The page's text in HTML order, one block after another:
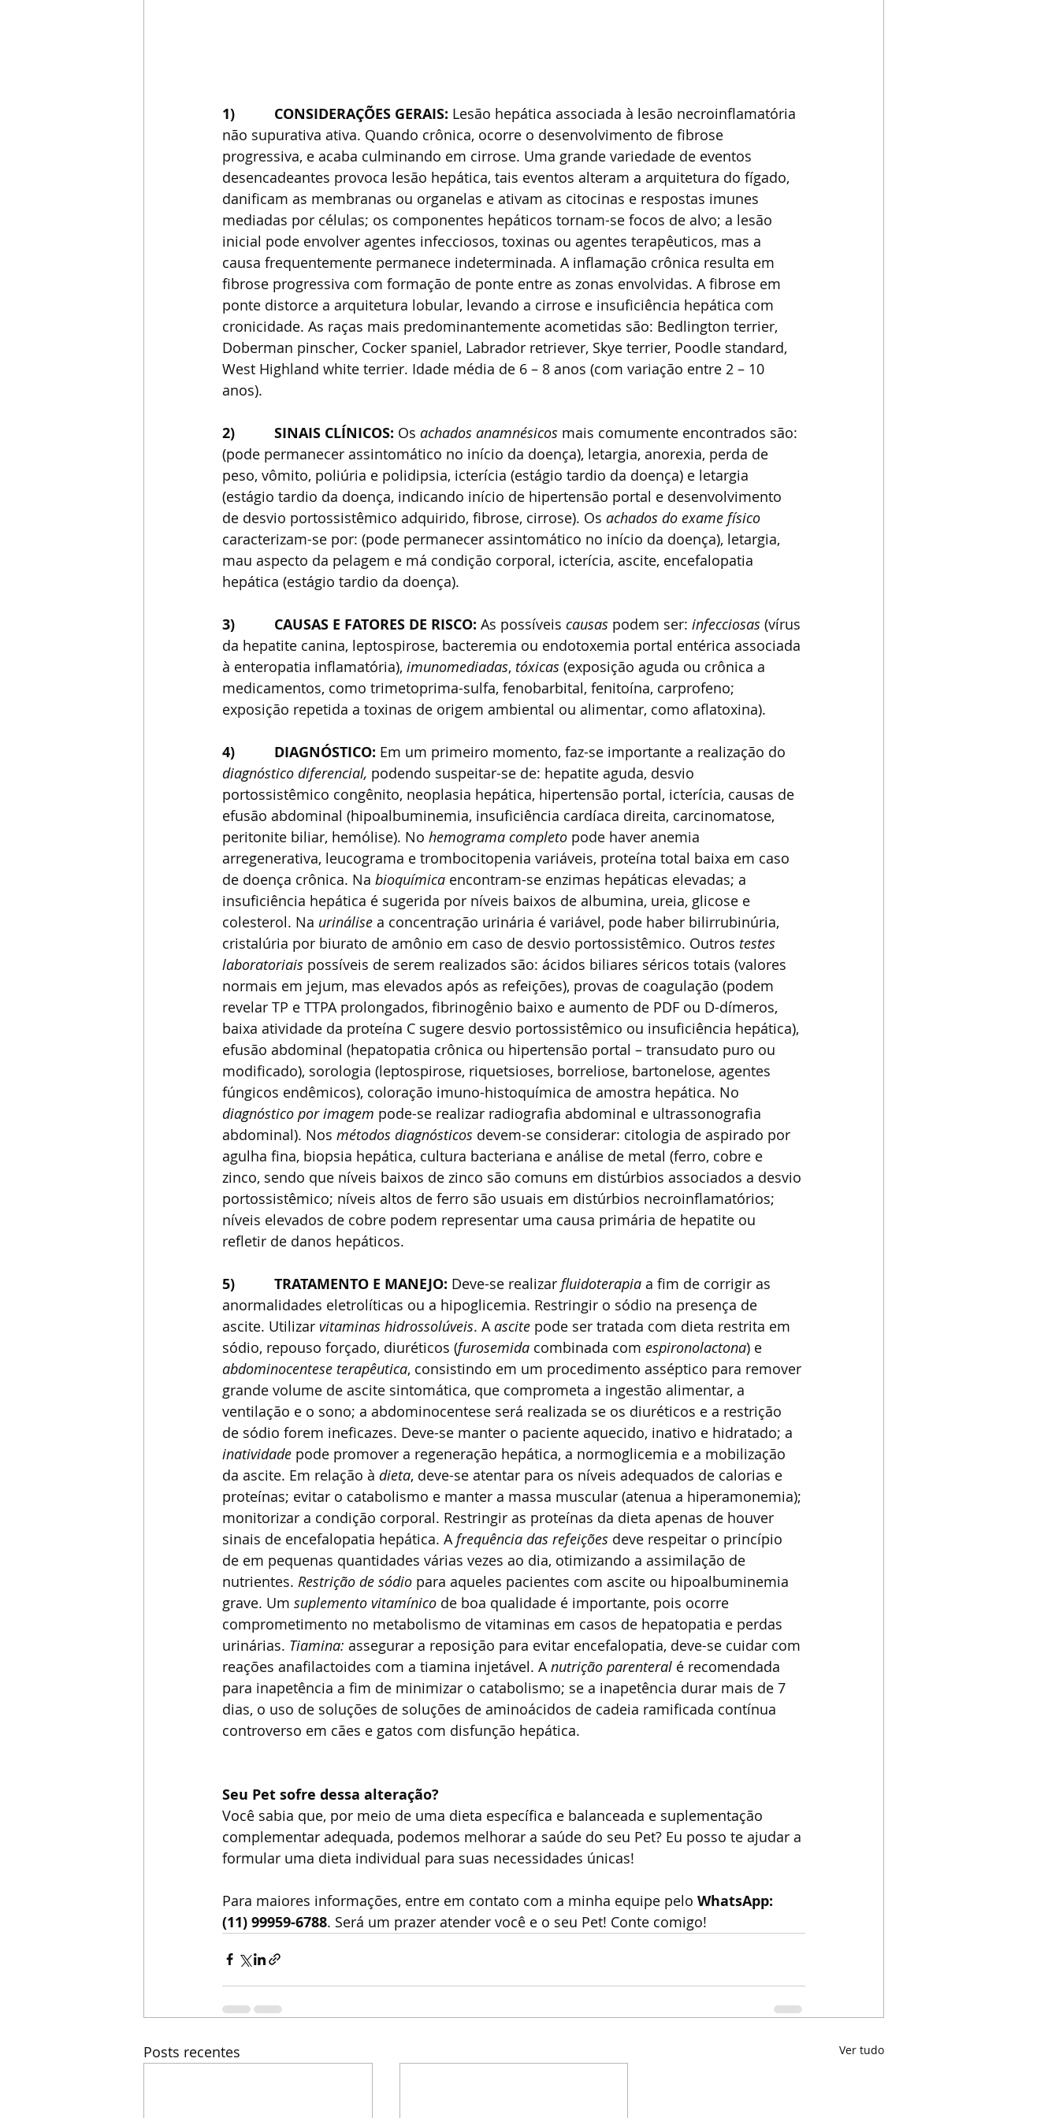
1) CONSIDERAÇÕES GERAIS: Lesão hepática associada à lesão necroinflamatória
não supurativa ativa. Quando crônica, ocorre o desenvolvimento de fibrose
progressiva, e acaba culminando em cirrose. Uma grande variedade de eventos
desencadeantes provoca lesão hepática, tais eventos alteram a arquitetura do fígado,
danificam as membranas ou organelas e ativam as citocinas e respostas imunes
mediadas por células; os componentes hepáticos tornam-se focos de alvo; a lesão
inicial pode envolver agentes infecciosos, toxinas ou agentes terapêuticos, mas a
causa frequentemente permanece indeterminada. A inflamação crônica resulta em
fibrose progressiva com formação de ponte entre as zonas envolvidas. A fibrose em
ponte distorce a arquitetura lobular, levando a cirrose e insuficiência hepática com
cronicidade. As raças mais predominantemente acometidas são: Bedlington terrier,
Doberman pinscher, Cocker spaniel, Labrador retriever, Skye terrier, Poodle standard,
West Highland white terrier. Idade média de 6 – 8 anos (com variação entre 2 – 10
anos).
2)          SINAIS CLÍNICOS: Os achados anamnésicos mais comumente encontrados são:
(pode permanecer assintomático no início da doença), letargia, anorexia, perda de
peso, vômito, poliúria e polidipsia, icterícia (estágio tardio da doença) e letargia
(estágio tardio da doença, indicando início de hipertensão portal e desenvolvimento
de desvio portossistêmico adquirido, fibrose, cirrose). Os achados do exame físico
caracterizam-se por: (pode permanecer assintomático no início da doença), letargia,
mau aspecto da pelagem e má condição corporal, icterícia, ascite, encefalopatia
hepática (estágio tardio da doença).
3)          CAUSAS E FATORES DE RISCO: As possíveis causas podem ser: infecciosas (vírus
da hepatite canina, leptospirose, bacteremia ou endotoxemia portal entérica associada
à enteropatia inflamatória), imunomediadas, tóxicas (exposição aguda ou crônica a
medicamentos, como trimetoprima-sulfa, fenobarbital, fenitoína, carprofeno;
exposição repetida a toxinas de origem ambiental ou alimentar, como aflatoxina).
4)          DIAGNÓSTICO: Em um primeiro momento, faz-se importante a realização do
diagnóstico diferencial, podendo suspeitar-se de: hepatite aguda, desvio
portossistêmico congênito, neoplasia hepática, hipertensão portal, icterícia, causas de
efusão abdominal (hipoalbuminemia, insuficiência cardíaca direita, carcinomatose,
peritonite biliar, hemólise). No hemograma completo pode haver anemia
arregenerativa, leucograma e trombocitopenia variáveis, proteína total baixa em caso
de doença crônica. Na bioquímica encontram-se enzimas hepáticas elevadas; a
insuficiência hepática é sugerida por níveis baixos de albumina, ureia, glicose e
colesterol. Na urinálise a concentração urinária é variável, pode haber bilirrubinúria,
cristalúria por biurato de amônio em caso de desvio portossistêmico. Outros testes
laboratoriais possíveis de serem realizados são: ácidos biliares séricos totais (valores
normais em jejum, mas elevados após as refeições), provas de coagulação (podem
revelar TP e TTPA prolongados, fibrinogênio baixo e aumento de PDF ou D-dímeros,
baixa atividade da proteína C sugere desvio portossistêmico ou insuficiência hepática),
efusão abdominal (hepatopatia crônica ou hipertensão portal – transudato puro ou
modificado), sorologia (leptospirose, riquetsioses, borreliose, bartonelose, agentes
fúngicos endêmicos), coloração imuno-histoquímica de amostra hepática. No
diagnóstico por imagem pode-se realizar radiografia abdominal e ultrassonografia
abdominal). Nos métodos diagnósticos devem-se considerar: citologia de aspirado por
agulha fina, biopsia hepática, cultura bacteriana e análise de metal (ferro, cobre e
zinco, sendo que níveis baixos de zinco são comuns em distúrbios associados a desvio
portossistêmico; níveis altos de ferro são usuais em distúrbios necroinflamatórios;
níveis elevados de cobre podem representar uma causa primária de hepatite ou
refletir de danos hepáticos.
5)          TRATAMENTO E MANEJO: Deve-se realizar fluidoterapia a fim de corrigir as
anormalidades eletrolíticas ou a hipoglicemia. Restringir o sódio na presença de
ascite. Utilizar vitaminas hidrossolúveis. A ascite pode ser tratada com dieta restrita em
sódio, repouso forçado, diuréticos (furosemida combinada com espironolactona) e
abdominocentese terapêutica, consistindo em um procedimento asséptico para remover
grande volume de ascite sintomática, que comprometa a ingestão alimentar, a
ventilação e o sono; a abdominocentese será realizada se os diuréticos e a restrição
de sódio forem ineficazes. Deve-se manter o paciente aquecido, inativo e hidratado; a
inatividade pode promover a regeneração hepática, a normoglicemia e a mobilização
da ascite. Em relação à dieta, deve-se atentar para os níveis adequados de calorias e
proteínas; evitar o catabolismo e manter a massa muscular (atenua a hiperamonemia);
monitorizar a condição corporal. Restringir as proteínas da dieta apenas de houver
sinais de encefalopatia hepática. A frequência das refeições deve respeitar o princípio
de em pequenas quantidades várias vezes ao dia, otimizando a assimilação de
nutrientes. Restrição de sódio para aqueles pacientes com ascite ou hipoalbuminemia
grave. Um suplemento vitamínico de boa qualidade é importante, pois ocorre
comprometimento no metabolismo de vitaminas em casos de hepatopatia e perdas
urinárias. Tiamina: assegurar a reposição para evitar encefalopatia, deve-se cuidar com
reações anafilactoides com a tiamina injetável. A nutrição parenteral é recomendada
para inapetência a fim de minimizar o catabolismo; se a inapetência durar mais de 7
dias, o uso de soluções de soluções de aminoácidos de cadeia ramificada contínua
controverso em cães e gatos com disfunção hepática.
Seu Pet sofre dessa alteração?
Você sabia que, por meio de uma dieta específica e balanceada e suplementação
complementar adequada, podemos melhorar a saúde do seu Pet? Eu posso te ajudar a
formular uma dieta individual para suas necessidades únicas!
Para maiores informações, entre em contato com a minha equipe pelo WhatsApp:
(11) 99959-6788. Será um prazer atender você e o seu Pet! Conte comigo!
Posts recentes Ver tudo